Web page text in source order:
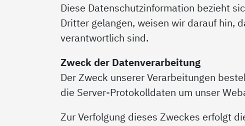
Diese Datenschutzinformation bezieht
Dritter gelangen, weisen wir darauf hin,
verantwortlich sind.
Zweck der Datenverarbeitung
Der Zweck unserer Verarbeitungen
die Server-Protokolldaten um unser
Zur Verfolgung dieses Zweckes erfolgt